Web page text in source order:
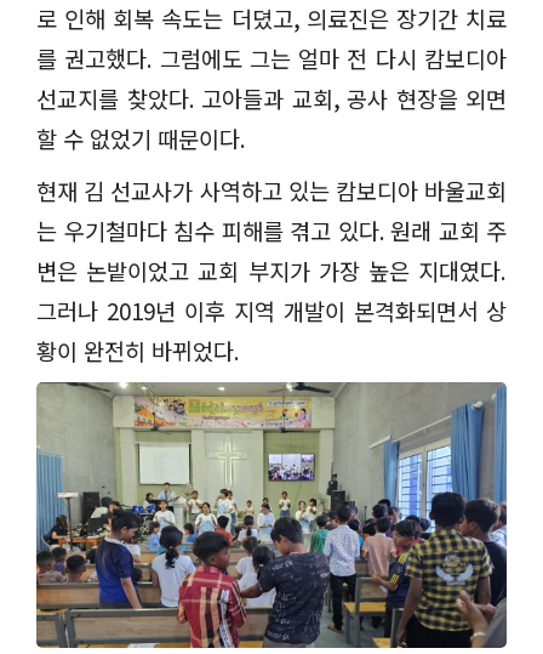
로 인해 회복 속도는 더뎠고, 의료진은 장기간 치료
를 권고했다. 그럼에도 그는 얼마 전 다시 캄보디아
선교지를 찾았다. 고아들과 교회, 공사 현장을 외면
할 수 없었기 때문이다.
현재 김 선교사가 사역하고 있는 캄보디아 바울교회
는 우기철마다 침수 피해를 겪고 있다.원래 교회 주
변은 논밭이었고 교회 부지가 가장 높은 지대였다.
그러나 2019년 이후 지역 개발이 본격화되면서 상
황이 완전히 바뀌었다.